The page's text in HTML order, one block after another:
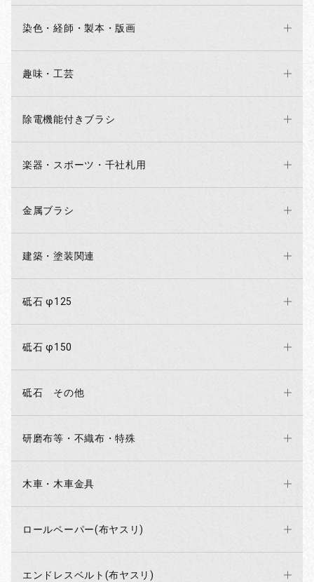
染色・経師・製本・版画
趣味・工芸
除電機能付きブラシ
楽器・スポーツ・千社札用
金属ブラシ
建築・塗装関連
砥石 φ125
砥石 φ150
砥石 その他
研磨布等・不織布・特殊
木車・木車金具
ロールペーパー(布ヤスリ)
エンドレスベルト(布ヤスリ)